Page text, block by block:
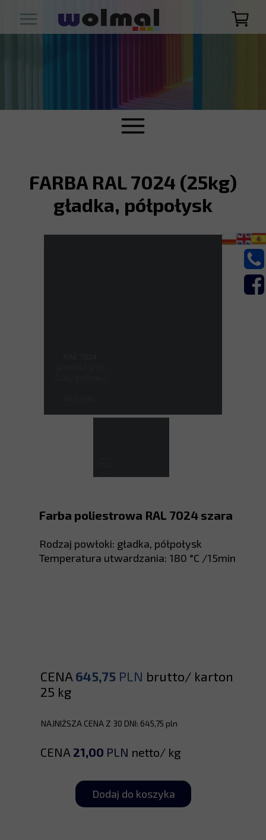
Dodaj do koszyka
Farba poliestrowa RAL 7024 szara
Rodzaj powłoki: gładka, półpołysk
Temperatura utwardzania: 180 °C /15min
FARBA RAL 7024 (25kg)
gładka, półpołysk
CENA 645,75 PLN brutto/ karton
25 kg
CENA 21,00 PLN netto/ kg
NAJNIŻSZA CENA Z 30 DNI: 645,75 pln